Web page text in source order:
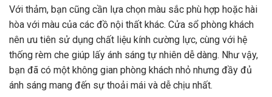
Với thảm, bạn cũng cần lựa chọn màu sắc phù hợp hoặc hài
hòa với màu của các đồ nội thất khác. Cửa sổ phòng khách
nên ưu tiên sử dụng chất liệu kính cường lực, cùng với hệ
thống rèm che giúp lấy ánh sáng tự nhiên dễ dàng. Như vậy,
bạn đã có một không gian phòng khách nhỏ nhưng đầy đủ
ánh sáng mang đến sự thoải mái và dễ chịu nhất.